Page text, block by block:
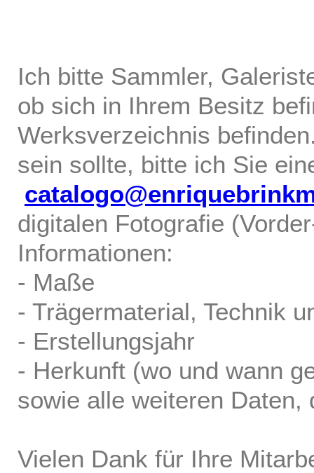
Ich bitte Sammler,
ob sich in Ihrem Besitz
Werksverzeichnis
sein sollte, bitte ich Sie
digitalen Fotografie
Informationen:
- Maße
- Trägermaterial, Technik
- Erstellungsjahr
- Herkunft (wo und wann
sowie alle weiteren
Vielen Dank für Ihre